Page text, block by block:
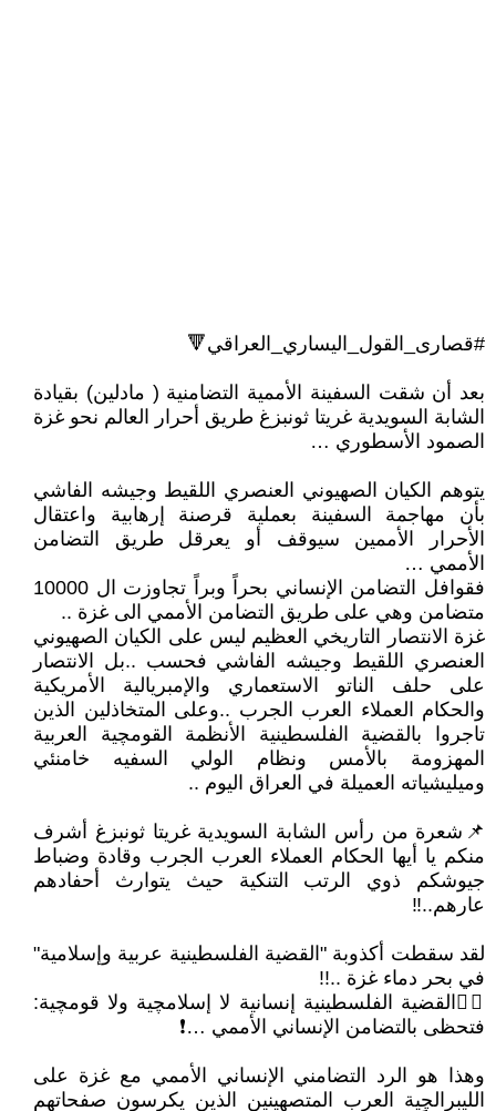
#قصارى_القول_اليساري_العراقي🔻
بعد أن شقت السفينة الأممية التضامنية ( مادلين) بقيادة
الشابة السويدية غريتا ثونبزغ طريق أحرار العالم نحو غزة
الصمود الأسطوري …
يتوهم الكيان الصهيوني العنصري اللقيط وجيشه الفاشي
بأن مهاجمة السفينة بعملية قرصنة إرهابية واعتقال
الأحرار الأممين سيوقف أو يعرقل طريق التضامن
الأممي …
فقوافل التضامن الإنساني بحراً وبراً تجاوزت ال 10000
متضامن وهي على طريق التضامن الأممي الى غزة ..
غزة الانتصار التاريخي العظيم ليس على الكيان الصهيوني
العنصري اللقيط وجيشه الفاشي فحسب ..بل الانتصار
على حلف الناتو الاستعماري والإمبريالية الأمريكية
والحكام العملاء العرب الجرب ..وعلى المتخاذلين الذين
تاجروا بالقضية الفلسطينية الأنظمة القومچية العربية
المهزومة بالأمس ونظام الولي السفيه خامنئي
وميليشياته العميلة في العراق اليوم ..
📌شعرة من رأس الشابة السويدية غريتا ثونبزغ أشرف
منكم يا أيها الحكام العملاء العرب الجرب وقادة وضباط
جيوشكم ذوي الرتب التنكية حيث يتوارث أحفادهم
عارهم..‼
لقد سقطت أكذوبة "القضية الفلسطينية عربية وإسلامية"
في بحر دماء غزة ..!!
👈🏾القضية الفلسطينية إنسانية لا إسلامچية ولا قومچية:
فتحظى بالتضامن الإنساني الأممي …❗
وهذا هو الرد التضامني الإنساني الأممي مع غزة على
الليبرالچية العرب المتصهينين الذين يكرسون صفحاتهم